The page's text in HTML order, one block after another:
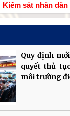
Kiểm sát nhân dân
Quy định
quyết thủ
môi trường